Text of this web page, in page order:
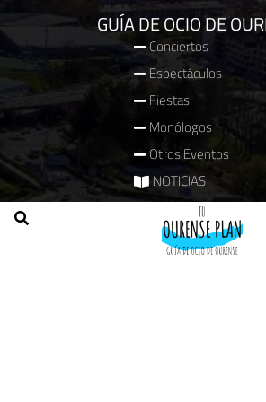
GUÍA DE OCIO DE
Conciertos
Espectáculos
Fiestas
Monólogos
Otros Eventos
NOTICIAS
PUBLIRREPORTAJES
COMPRA ENTRADAS